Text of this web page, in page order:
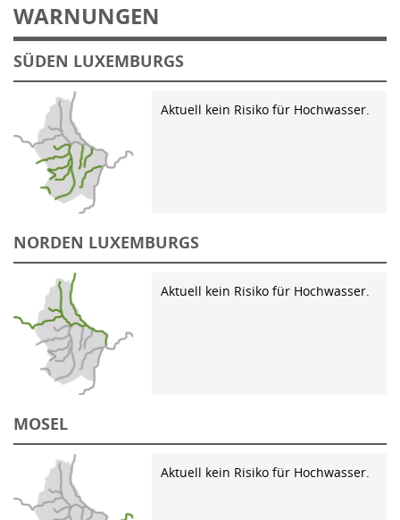
WARNUNGEN
SÜDEN LUXEMBURGS
Aktuell kein Risiko für Hochwasser.
NORDEN LUXEMBURGS
Aktuell kein Risiko für Hochwasser.
MOSEL
Aktuell kein Risiko für Hochwasser.